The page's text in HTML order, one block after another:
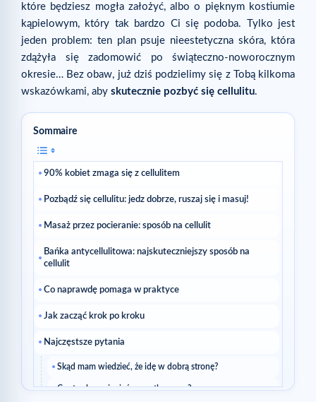
które będziesz mogła założyć, albo o pięknym kostiumie
kąpielowym, który tak bardzo Ci się podoba. Tylko jest
jeden problem: ten plan psuje nieestetyczna skóra, która
zdążyła się zadomowić po świąteczno-noworocznym
okresie… Bez obaw, już dziś podzielimy się z Tobą kilkoma
wskazówkami, aby skutecznie pozbyć się cellulitu.
Sommaire
90% kobiet zmaga się z cellulitem
Pozbądź się cellulitu: jedz dobrze, ruszaj się i masuj!
Masaż przez pocieranie: sposób na cellulit
Bańka antycellulitowa: najskuteczniejszy sposób na
cellulit
Co naprawdę pomaga w praktyce
Jak zacząć krok po kroku
Najczęstsze pytania
Skąd mam wiedzieć, że idę w dobrą stronę?
Czy trzeba zmieniać wszystko naraz?